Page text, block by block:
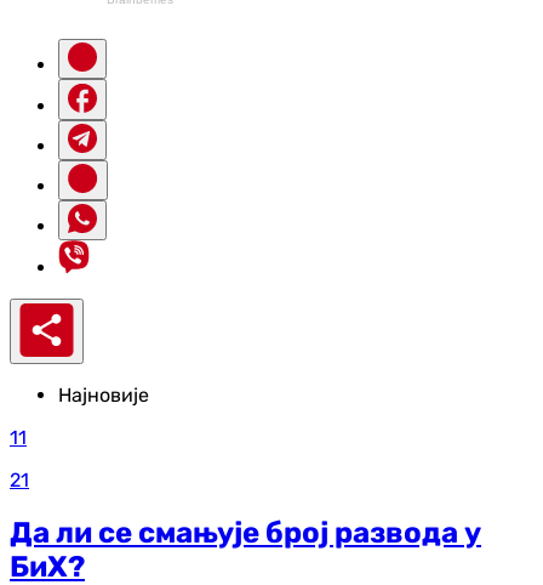
Најновије
11
21
Да ли се смањује број развода у
БиХ?